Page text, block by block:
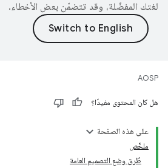
لغتك المفضّلة، وقد تتضمّن بعض الأخطاء.
AOSP
هل كان المحتوى مفيدًا؟
على هذه الصفحة
ملخّص
طُرق وضع التصميم العامة